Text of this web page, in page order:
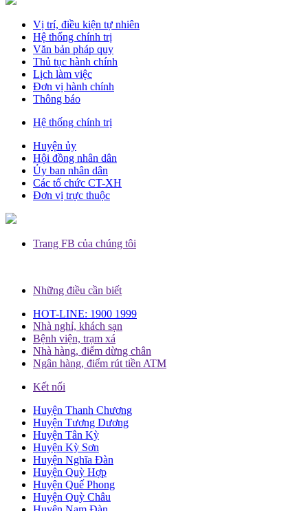
Vị trí, điều kiện tự nhiên
Hệ thống chính trị
Văn bản pháp quy
Thủ tục hành chính
Lịch làm việc
Đơn vị hành chính
Thông báo
Hệ thống chính trị
Huyện ủy
Hội đồng nhân dân
Ủy ban nhân dân
Các tổ chức CT-XH
Đơn vị trực thuộc
Trang FB của chúng tôi
Những điều cần biết
HOT-LINE: 1900 1999
Nhà nghỉ, khách sạn
Bệnh viện, trạm xá
Nhà hàng, điểm dừng chân
Ngân hàng, điểm rút tiền ATM
Kết nối
Huyện Thanh Chương
Huyện Tương Dương
Huyện Tân Kỳ
Huyện Kỳ Sơn
Huyện Nghĩa Đàn
Huyện Quỳ Hợp
Huyện Quế Phong
Huyện Quỳ Châu